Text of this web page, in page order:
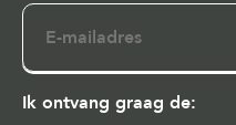
E-
mailadres
Ik ontvang graag de: